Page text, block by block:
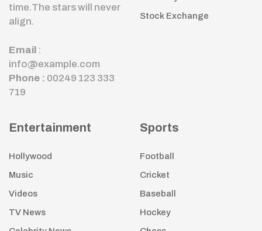
time.The stars will never
align.
Email :
info@example.com
Phone : 00249 123 333
719
Stock Exchange
Entertainment
Hollywood
Music
Videos
TV News
Sports
Football
Cricket
Baseball
Hockey